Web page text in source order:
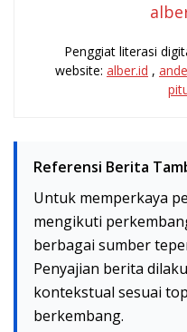
Penggiat literasi
website: alber.id ,
Referensi Berita
Untuk memperkaya
mengikuti
berbagai sumber
Penyajian berita
kontekstual sesuai
berkembang.